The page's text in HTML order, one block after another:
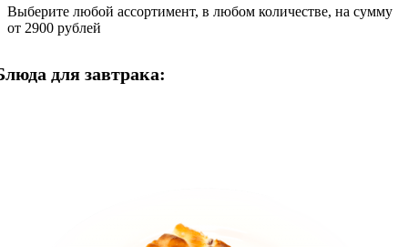
Выберите любой ассортимент, в любом количестве, на сумму
от 2900 рублей
для завтрака: